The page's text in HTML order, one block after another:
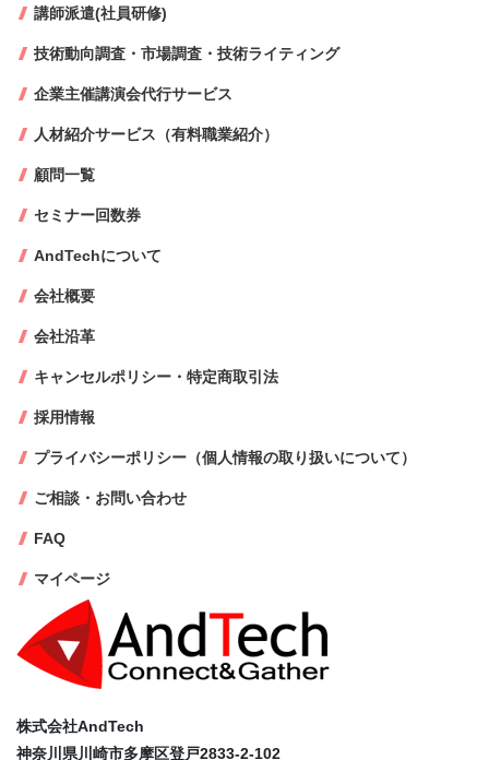
株式会社AndTech
神奈川県川崎市多摩区登戸2833-2-102
講師派遣(社員研修)
技術動向調査・市場調査・技術ライティング
企業主催講演会代行サービス
人材紹介サービス（有料職業紹介）
顧問一覧
セミナー回数券
AndTechについて
会社概要
会社沿革
キャンセルポリシー・特定商取引法
採用情報
プライバシーポリシー（個人情報の取り扱いについて）
ご相談・お問い合わせ
FAQ
マイページ